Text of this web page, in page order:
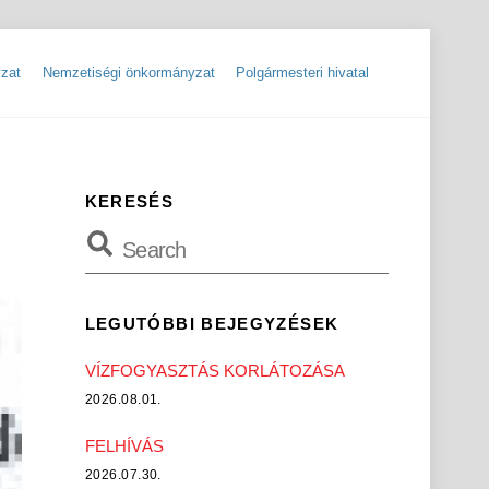
Nemzetiségi önkormányzat Polgármesteri hivatal
KERESÉS
LEGUTÓBBI BEJEGYZÉSEK
VÍZFOGYASZTÁS KORLÁTOZÁSA
2026.08.01.
FELHÍVÁS
2026.07.30.